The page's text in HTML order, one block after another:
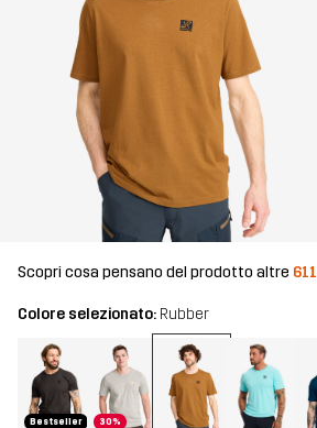
Scopri cosa pensano del prodotto altre 611
Colore selezionato: Rubber
Bestseller 30%